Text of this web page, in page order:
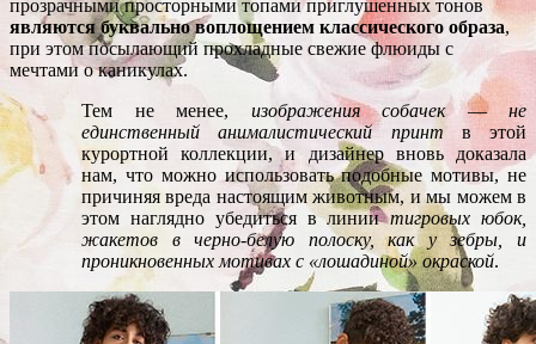
прозрачными просторными топами приглушенных тонов
являются буквально воплощением классического образа,
при этом посылающий прохладные свежие флюиды с
мечтами о каникулах.
Тем не менее, изображения собачек— не
единственный анималистический принт в этой
курортной коллекции, и дизайнер вновь доказала
нам, что можно использовать подобные мотивы, не
причиняя вреда настоящим животным, и мы можем в
этом наглядно убедиться в линиитигровых юбок,
жакетов в черно-белую полоску, как у зебры, и
проникновенных мотивах с «лошадиной» окраской.